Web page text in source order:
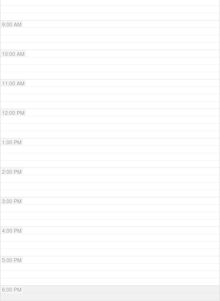
9:00 AM
10:00 AM
11:00 AM
12:00 PM
1:00 PM
2:00 PM
3:00 PM
4:00 PM
5:00 PM
6:00 PM